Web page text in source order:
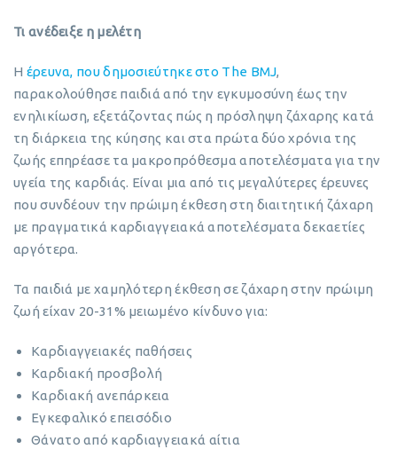
Τι ανέδειξε η μελέτη
Η έρευνα, που δημοσιεύτηκε στο The BMJ,
παρακολούθησε παιδιά από την εγκυμοσύνη έως την
ενηλικίωση, εξετάζοντας πώς η πρόσληψη ζάχαρης κατά
τη διάρκεια της κύησης και στα πρώτα δύο χρόνια της
ζωής επηρέασε τα μακροπρόθεσμα αποτελέσματα για την
υγεία της καρδιάς. Είναι μια από τις μεγαλύτερες έρευνες
που συνδέουν την πρώιμη έκθεση στη διαιτητική ζάχαρη
με πραγματικά καρδιαγγειακά αποτελέσματα δεκαετίες
αργότερα.
Τα παιδιά με χαμηλότερη έκθεση σε ζάχαρη στην πρώιμη
ζωή είχαν 20-31% μειωμένο κίνδυνο για:
Καρδιαγγειακές παθήσεις
Καρδιακή προσβολή
Καρδιακή ανεπάρκεια
Εγκεφαλικό επεισόδιο
Θάνατο από καρδιαγγειακά αίτια